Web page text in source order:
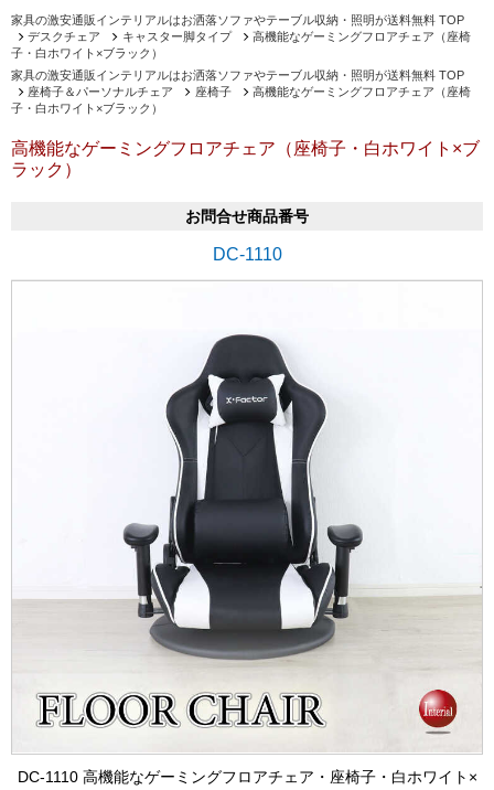
家具の激安通販インテリアルはお洒落ソファやテーブル収納・照明が送料無料 TOP
デスクチェア
キャスター脚タイプ
高機能なゲーミングフロアチェア（座椅
子・白ホワイト×ブラック）
家具の激安通販インテリアルはお洒落ソファやテーブル収納・照明が送料無料 TOP
座椅子＆パーソナルチェア
座椅子
高機能なゲーミングフロアチェア（座椅
子・白ホワイト×ブラック）
高機能なゲーミングフロアチェア（座椅子・白ホワイト×ブ
ラック）
お問合せ商品番号
DC-1110
DC-1110 高機能なゲーミングフロアチェア・座椅子・白ホワイト×